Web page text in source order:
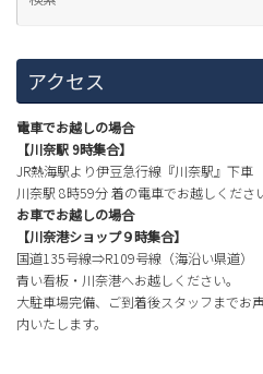
アクセス
電車でお越しの場合
【川奈駅 9時集合】
JR熱海駅より伊豆急行線『川奈駅』下車
川奈駅 8時59分 着の電車でお越しくださ
お車でお越しの場合
【川奈港ショップ９時集合】
国道135号線⇒R109号線（海沿い県道）
青い看板・川奈港へお越しください。
大駐車場完備、ご到着後スタッフまでお
内いたします。